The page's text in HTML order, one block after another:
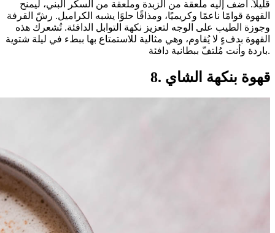
قليلاً. أضف إليه ملعقة من الزبدة وملعقة من السكر البني، ليمنح
القهوة قوامًا ناعمًا وكريميًا، ومذاقًا حلوًا يشبه الكراميل. رشّ القرفة
وجوزة الطيب على الوجه لتعزيز نكهة التوابل الدافئة. تُشعرك هذه
القهوة بدفءٍ لا يُقاوم، وهي مثالية للاستمتاع بها ببطء في ليلة شتوية
باردة وأنت مُلتفّ ببطانية دافئة.
8. قهوة بنكهة الشاي